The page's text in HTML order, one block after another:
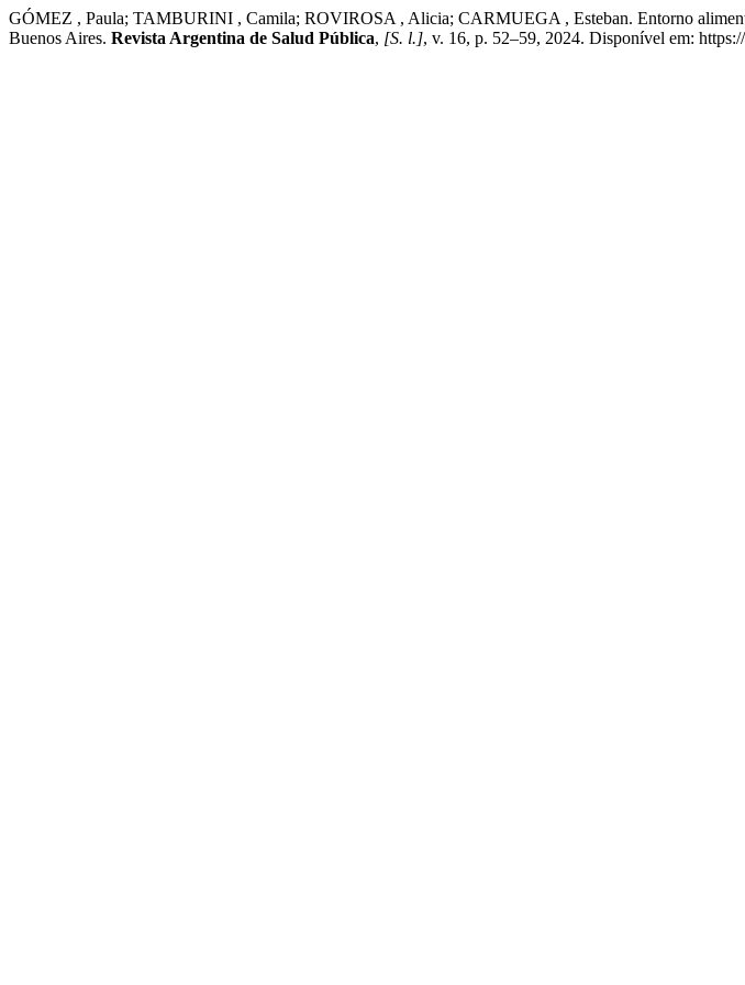
GÓMEZ , Paula; TAMBURINI , Camila; ROVIROSA , Alicia; CARMUEGA , Esteban. Entorno
Buenos Aires. Revista Argentina de Salud Pública, [S. l.], v. 16, p. 52–59, 2024. Disponível em: